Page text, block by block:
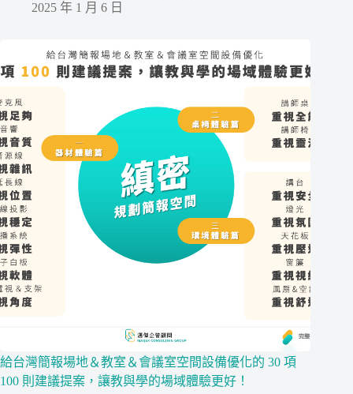
2025 年 1 月 6 日
給台灣簡報場地＆教室＆會議室空間設備優化的 30 項
100 則建議提案，讓教與學的場域體驗更好！